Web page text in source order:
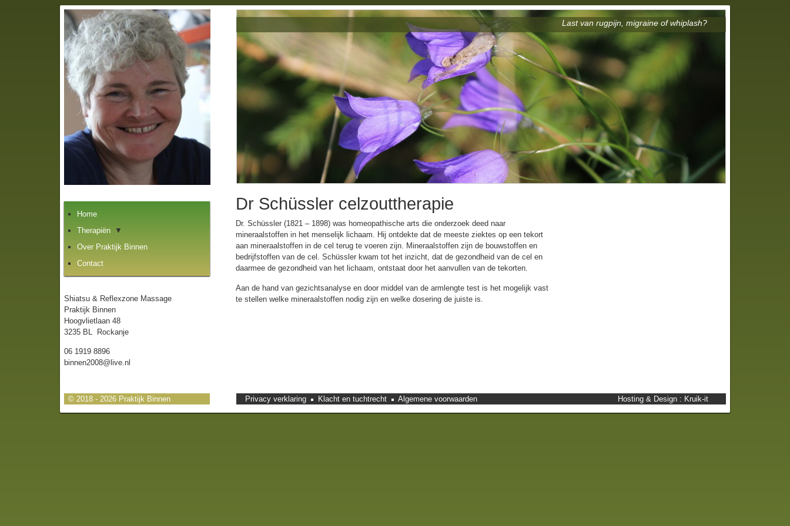
Last van rugpijn, migraine of whiplash?
Home
Therapiën
▼
Over Praktijk Binnen
Contact
Shiatsu & Reflexzone Massage
Praktijk Binnen
Hoogvlietlaan 48
3235 BL Rockanje
06 1919 8896
binnen2008@live.nl
Dr Schüssler celzouttherapie
Dr. Schüssler (1821 – 1898) was homeopathische arts die onderzoek deed naar
mineraalstoffen in het menselijk lichaam. Hij ontdekte dat de meeste ziektes op een tekort
aan mineraalstoffen in de cel terug te voeren zijn. Mineraalstoffen zijn de bouwstoffen en
bedrijfstoffen van de cel. Schüssler kwam tot het inzicht, dat de gezondheid van de cel en
daarmee de gezondheid van het lichaam, ontstaat door het aanvullen van de tekorten.
Aan de hand van gezichtsanalyse en door middel van de armlengte test is het mogelijk vast
te stellen welke mineraalstoffen nodig zijn en welke dosering de juiste is.
© 2018 - 2026 Praktijk Binnen Privacy verklaring Klacht en tuchtrecht Algemene voorwaarden Hosting & Design : Kruik-it